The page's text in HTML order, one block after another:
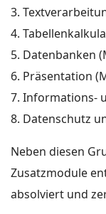
Datenbanken
Präsentation
Informations-
Datenschutz
Neben diesen
Zusatzmodule
absolviert und